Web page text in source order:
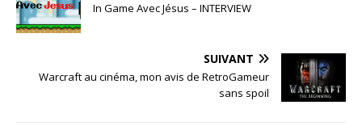
In­ Game Avec Jésus – INTERVIEW
SUIVANT
Warcraft au cinéma, mon avis de RetroGameur
sans spoil